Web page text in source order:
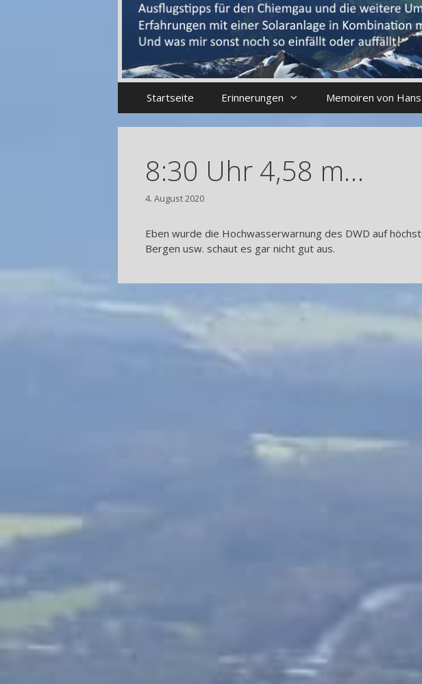
Startseite Erinnerungen Memoiren von
8:30 Uhr 4,58 m…
4. August 2020
Eben wurde die Hochwasserwarnung des DWD auf
Bergen usw. schaut es gar nicht gut aus.